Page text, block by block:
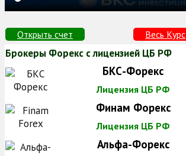
Открыть счет Весь Курс
Брокеры Форекс с лицензией ЦБ РФ
БКС-Форекс
Лицензия ЦБ РФ
Финам Форекс
Лицензия ЦБ РФ
Альфа-Форекс